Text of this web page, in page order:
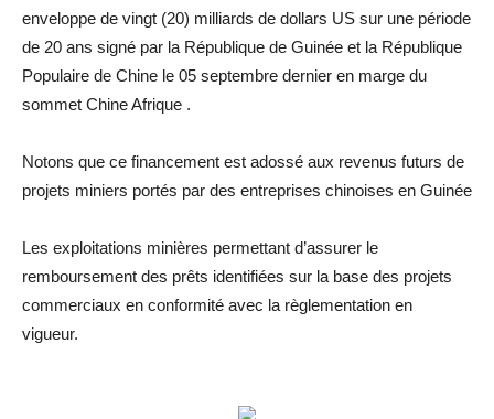
enveloppe de vingt (20) milliards de dollars US sur une période
de 20 ans signé par la République de Guinée et la République
Populaire de Chine le 05 septembre dernier en marge du
sommet Chine Afrique .
Notons que ce financement est adossé aux revenus futurs de
projets miniers portés par des entreprises chinoises en Guinée
Les exploitations minières permettant d’assurer le
remboursement des prêts identifiées sur la base des projets
commerciaux en conformité avec la règlementation en
vigueur.